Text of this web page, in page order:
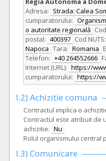
Adresa: Strada: Calea
cumparatorului:
o autoritate regională
postal: 400397 Cod NUTS:
Napoca Tara: Romania
Telefon: +40 264552666
Internet (URL): https://
cumparatorului: https://
I.2) Achizitie comuna
Contractul implica o
Contractul este atribuit de
achizitie: Nu
Rolul organismului central
I.3) Comunicare